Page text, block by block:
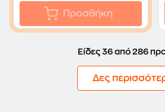
Προσθήκη
Είδες 36 από 286
Δες